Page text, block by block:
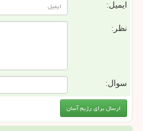
ایمیل:
نظر:
سوال: